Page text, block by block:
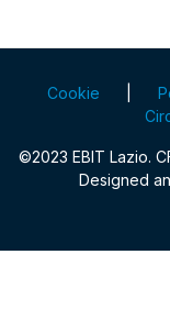
Cookie
©2023 EBIT Lazio.
Designed